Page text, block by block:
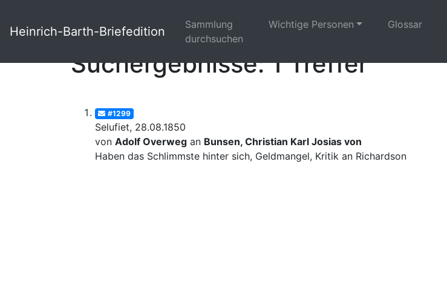
Heinrich-Barth-Briefedition
Sammlung
durchsuchen
Wichtige Personen Glossar
Suchergebnisse: 1 Treffer
#1299
Selufiet, 28.08.1850
von Adolf Overweg an Bunsen, Christian Karl Josias von
Haben das Schlimmste hinter sich, Geldmangel, Kritik an Richardson